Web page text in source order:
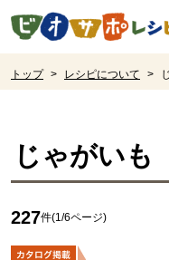
ページの先頭です。
トップ > レシピについて >
じゃがいも
227件(1/6ページ)